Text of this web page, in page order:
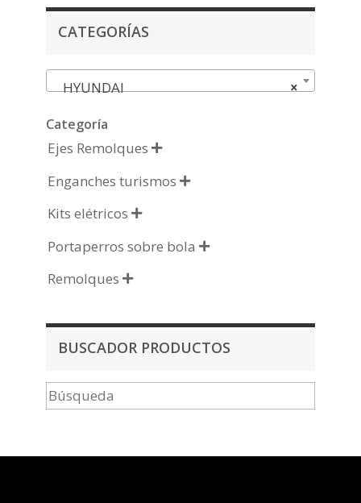
CATEGORÍAS
×
HYUNDAI
Categoría
Ejes Remolques 
Enganches turismos 
Kits elétricos 
Portaperros sobre bola 
Remolques 
BUSCADOR PRODUCTOS